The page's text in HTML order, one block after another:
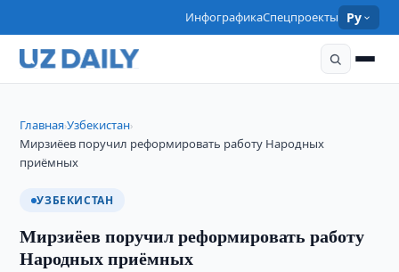
ИнфографикаСпецпроекты Ру
Главная›Узбекистан›
Мирзиёев поручил реформировать работу Народных
приёмных
УЗБЕКИСТАН
Мирзиёев поручил реформировать работу
Народных приёмных